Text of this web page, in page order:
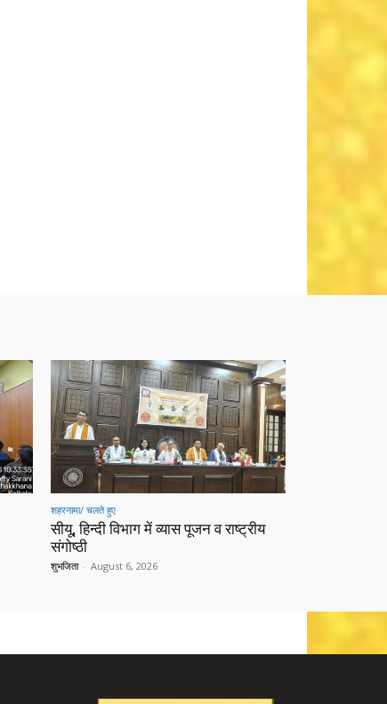
शहरनामा/ चलते हुए
सीयू, हिन्दी विभाग में व्यास पूजन व राष्ट्रीय
संगोष्ठी
शुभजिता - August 6, 2026